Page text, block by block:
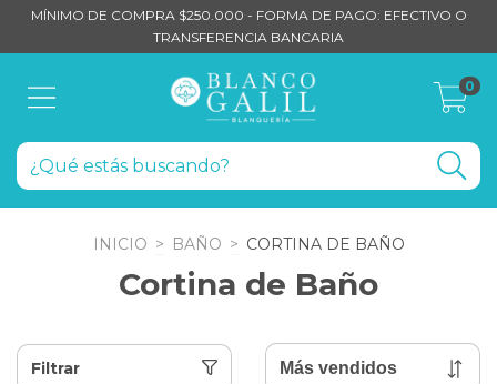
MÍNIMO DE COMPRA $250.000 - FORMA DE PAGO: EFECTIVO O
TRANSFERENCIA BANCARIA
0
INICIO > BAÑO > CORTINA DE BAÑO
Cortina de Baño
Filtrar